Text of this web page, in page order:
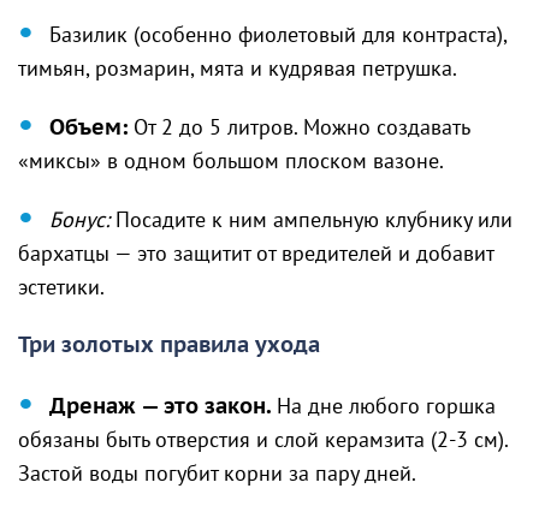
Базилик (особенно фиолетовый для контраста),
тимьян, розмарин, мята и кудрявая петрушка.
Объем: От 2 до 5 литров. Можно создавать
«миксы» в одном большом плоском вазоне.
Бонус:Посадите к ним ампельную клубнику или
бархатцы — это защитит от вредителей и добавит
эстетики.
Три золотых правила ухода
Дренаж — это закон. На дне любого горшка
обязаны быть отверстия и слой керамзита (2-3 см).
Застой воды погубит корни за пару дней.